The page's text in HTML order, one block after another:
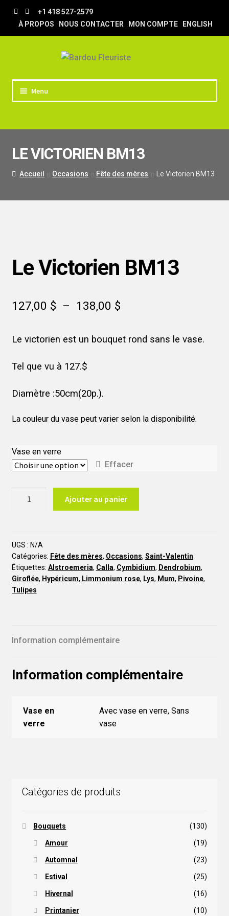
Aller
la
Aller
au
contenu
+1 418 527-2579
À PROPOS
NOUS CONTACTER MON COMPTE ENGLISH
Menu
TRUCS & ASTUCES
LIVRAISON
LE VICTORIEN BM13
Accueil Occasions Fête des mères Le Victorien BM13
Le Victorien BM13
127,00 $ – 138,00 $Plage
prix :
Le victorien est un bouquet rond sans le vase.
Tel que vu à 127.$
Diamètre :50cm(20p.).
La couleur du vase peut varier selon la disponibilité.
Vase en verre
Effacer
BM13
Ajouter au panier
UGS : N/A
Catégories: Fête des mères, Occasions, Saint-Valentin
Étiquettes: Alstroemeria, Calla, Cymbidium, Dendrobium,
Giroflée, Hypéricum, Limmonium rose, Lys, Mum, Pivoine,
Tulipes
Information complémentaire
Information complémentaire
Vase en
verre
Avec vase en verre, Sans
vase
Catégories de produits
Bouquets (130)
Amour (19)
Automnal (23)
Estival (25)
Hivernal (16)
Printanier (10)